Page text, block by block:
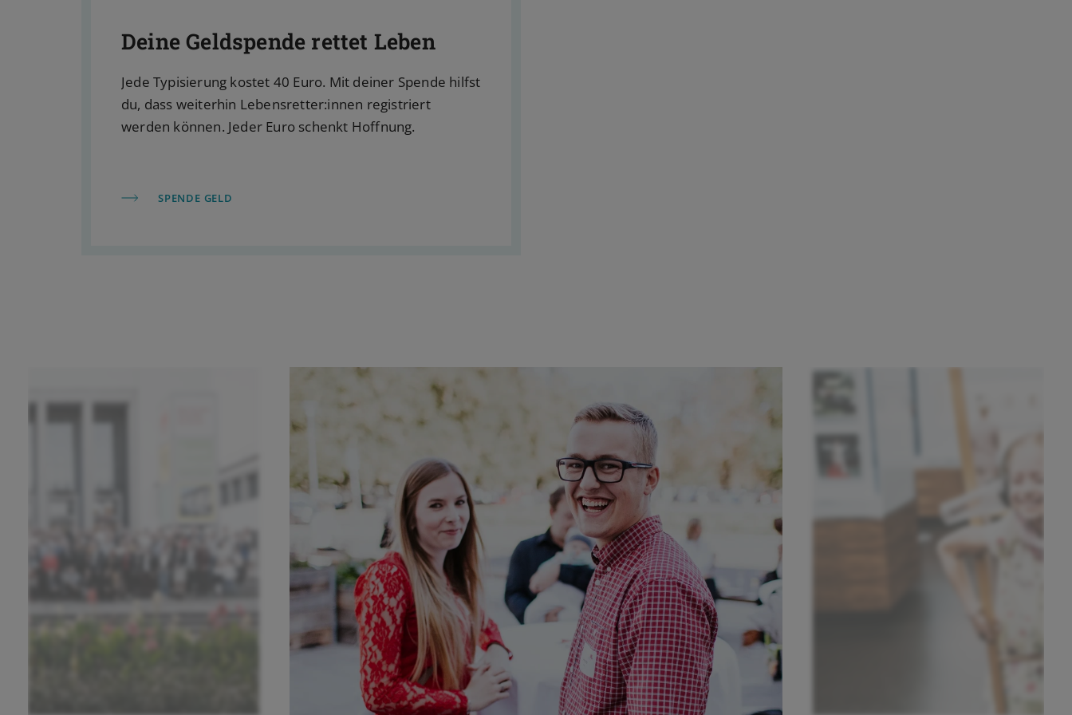
Deine Geldspende rettet Leben
Jede Typisierung kostet 40 Euro. Mit deiner Spende hilfst
du, dass weiterhin Lebensretter:innen registriert
werden können. Jeder Euro schenkt Hoffnung.
SPENDE GELD